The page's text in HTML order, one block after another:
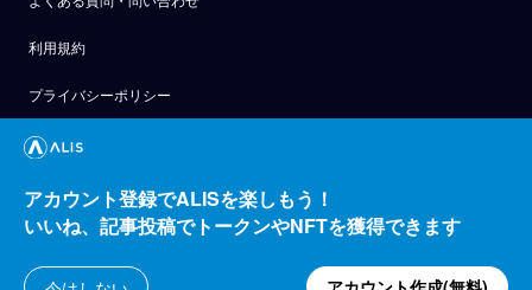
利用規約
プライバシーポリシー
公式アナウンス
技術ブログ
API
運営会社
アカウント登録でALISを楽しもう！
いいね、記事投稿でトークンやNFTを獲得できます